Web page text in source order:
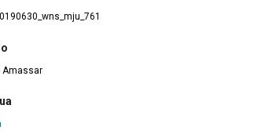
Amassar